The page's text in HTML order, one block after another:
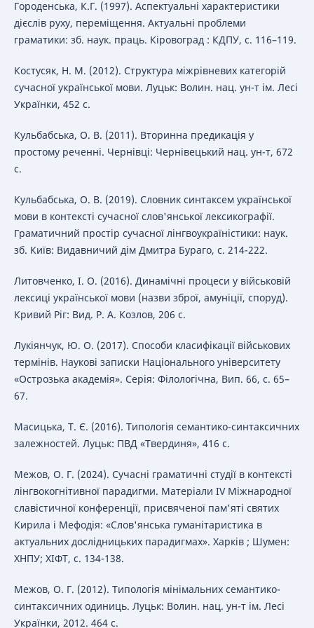
Городенська, К.Г. (1997). Аспектуальні характеристики
дієслів руху, переміщення. Актуальні проблеми
граматики: зб. наук. праць. Кіровоград : КДПУ, с. 116–119.
Костусяк, Н. М. (2012). Структура міжрівневих категорій
сучасної української мови. Луцьк: Волин. нац. ун-т ім. Лесі
Українки, 452 с.
Кульбабська, О. В. (2011). Вторинна предикація у
простому реченні. Чернівці: Чернівецький нац. ун-т, 672
с.
Кульбабська, О. В. (2019). Словник синтаксем української
мови в контексті сучасної слов'янської лексикографії.
Граматичний простір сучасної лінгвоукраїністики: наук.
зб. Київ: Видавничий дім Дмитра Бураго, с. 214-222.
Литовченко, І. О. (2016). Динамічні процеси у військовій
лексиці української мови (назви зброї, амуніції, споруд).
Кривий Ріг: Вид. Р. А. Козлов, 206 с.
Лукіянчук, Ю. О. (2017). Способи класифікації військових
термінів. Наукові записки Національного університету
«Острозька академія». Серія: Філологічна, Вип. 66, с. 65–
67.
Масицька, Т. Є. (2016). Типологія семантико-синтаксичних
залежностей. Луцьк: ПВД «Твердиня», 416 с.
Межов, О. Г. (2024). Сучасні граматичні студії в контексті
лінгвокогнітивної парадигми. Матеріали IV Міжнародної
славістичної конференції, присвяченої пам'яті святих
Кирила і Мефодія: «Слов'янська гуманітаристика в
актуальних дослідницьких парадигмах». Харків ; Шумен:
ХНПУ; ХІФТ, с. 134-138.
Межов, О. Г. (2012). Типологія мінімальних семантико-
синтаксичних одиниць. Луцьк: Волин. нац. ун-т ім. Лесі
Українки, 2012. 464 с.